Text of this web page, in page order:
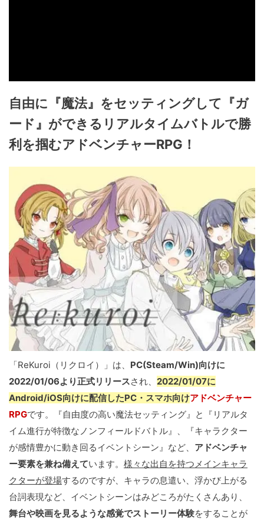
自由に『魔法』をセッティングして『ガ
ード』ができるリアルタイムバトルで勝
利を掴むアドベンチャーRPG！
「ReKuroi（リクロイ）」は、 PC(Steam/Win)向けに
2022/01/06より正式リリースされ、 2022/01/07に
Android/iOS向けに配信したPC・スマホ向けアドベンチャー
RPGです。『自由度の高い魔法セッティング』と『リアルタ
イム進行が特徴なノンフィールドバトル』、『キャラクター
が感情豊かに動き回るイベントシーン』など、 アドベンチャ
ー要素を兼ね備えています。 様々な出自を持つメインキャラ
クターが登場するのですが、キャラの息遣い、浮かび上がる
台詞表現など、イベントシーンはみどころがたくさんあり、
舞台や映画を見るような感覚でストーリー体験をすることが